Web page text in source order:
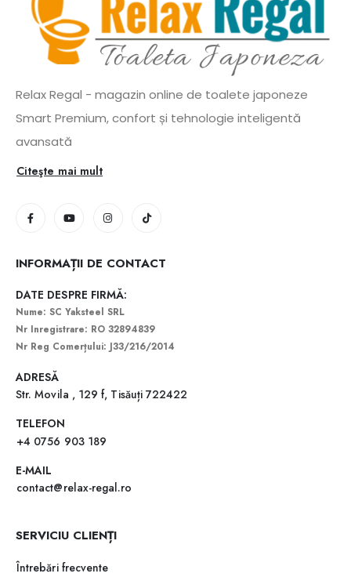
Relax Regal - magazin online de toalete japoneze
Smart Premium, confort și tehnologie inteligentă
avansată
Citeşte mai mult
INFORMAȚII DE CONTACT
DATE DESPRE FIRMĂ:
Nume: SC Yaksteel SRL
Nr Inregistrare: RO 32894839
Nr Reg Comerțului: J33/216/2014
ADRESĂ
Str. Movila , 129 f, Tisăuți 722422
TELEFON
+4 0756 903 189
E-MAIL
contact@relax-regal.ro
SERVICIU CLIENȚI
Întrebări frecvente